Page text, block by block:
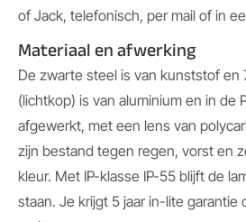
of Jack, telefonisch, per mail of in
Materiaal en afwerking
De zwarte steel is van kunststof en
(lichtkop) is van aluminium en in de
afgewerkt, met een lens van
zijn bestand tegen regen, vorst en
kleur. Met IP-klasse IP-55 blijft de
staan. Je krijgt 5 jaar in-lite garantie